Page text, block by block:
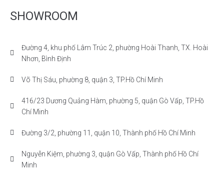
SHOWROOM
Đường 4, khu phố Lâm Trúc 2, phường Hoài Thanh, TX. Hoài
Nhơn, Bình Định
Võ Thị Sáu, phường 8, quận 3, TP.Hồ Chí Minh
416/23 Dương Quảng Hàm, phường 5, quận Gò Vấp, TP.Hồ
Chí Minh
Đường 3/2, phường 11, quận 10, Thành phố Hồ Chí Minh
Nguyễn Kiệm, phường 3, quận Gò Vấp, Thành phố Hồ Chí
Minh